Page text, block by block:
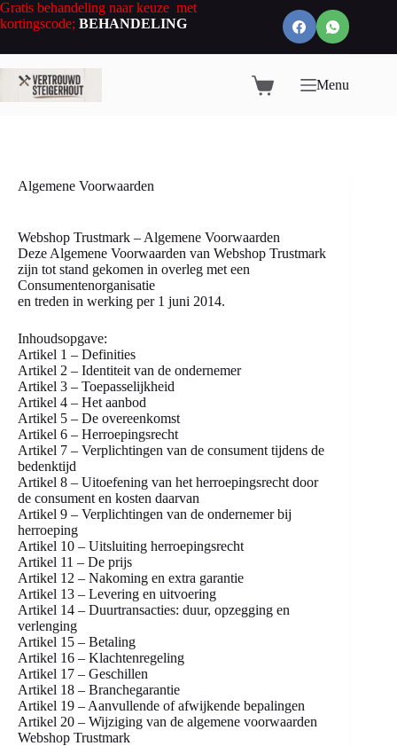
Ga
naar
inhoud
Gratis behandeling naar keuze met
kortingscode; BEHANDELING
WinkelwagenMenu
Algemene Voorwaarden
Webshop Trustmark – Algemene Voorwaarden
Deze Algemene Voorwaarden van Webshop Trustmark
zijn tot stand gekomen in overleg met een
Consumentenorganisatie
en treden in werking per 1 juni 2014.
Inhoudsopgave:
Artikel 1 – Definities
Artikel 2 – Identiteit van de ondernemer
Artikel 3 – Toepasselijkheid
Artikel 4 – Het aanbod
Artikel 5 – De overeenkomst
Artikel 6 – Herroepingsrecht
Artikel 7 – Verplichtingen van de consument tijdens de
bedenktijd
Artikel 8 – Uitoefening van het herroepingsrecht door
de consument en kosten daarvan
Artikel 9 – Verplichtingen van de ondernemer bij
herroeping
Artikel 10 – Uitsluiting herroepingsrecht
Artikel 11 – De prijs
Artikel 12 – Nakoming en extra garantie
Artikel 13 – Levering en uitvoering
Artikel 14 – Duurtransacties: duur, opzegging en
verlenging
Artikel 15 – Betaling
Artikel 16 – Klachtenregeling
Artikel 17 – Geschillen
Artikel 18 – Branchegarantie
Artikel 19 – Aanvullende of afwijkende bepalingen
Artikel 20 – Wijziging van de algemene voorwaarden
Webshop Trustmark